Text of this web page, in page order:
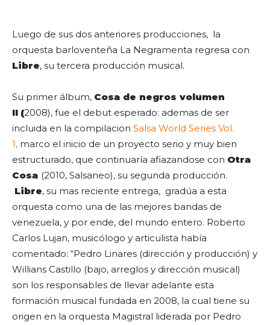
Luego de sus dos anteriores producciones, la
orquesta barloventeña La Negramenta regresa con
Libre, su tercera producción musical.
Su primer álbum, Cosa de negros volumen
II (2008), fue el debut esperado: ademas de ser
incluida en la compilacion Salsa World Series Vol.
1, marco el inicio de un proyecto serio y muy bien
estructurado, que continuaría afiazandose con Otra
Cosa (2010, Salsaneo), su segunda producción.
Libre, su mas reciente entrega, gradúa a esta
orquesta como una de las mejores bandas de
venezuela, y por ende, del mundo entero. Roberto
Carlos Lujan, musicólogo y articulista había
comentado: “Pedro Linares (dirección y producción) y
Willians Castillo (bajo, arreglos y dirección musical)
son los responsables de llevar adelante esta
formación musical fundada en 2008, la cual tiene su
origen en la orquesta Magistral liderada por Pedro